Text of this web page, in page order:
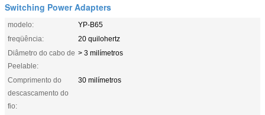
Switching Power Adapters
modelo:
YP-B65
freqüência:
20 quilohertz
Diâmetro do cabo de
Peelable:
> 3 milímetros
Comprimento do
descascamento do
fio:
30 milímetros